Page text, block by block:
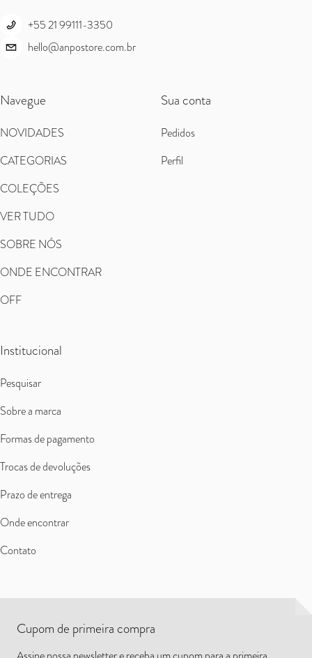
+55 21 99111-3350
hello@anpostore.com.br
Navegue
NOVIDADES
CATEGORIAS
COLEÇÕES
VER TUDO
SOBRE NÓS
ONDE ENCONTRAR
OFF
Sua conta
Pedidos
Perfil
Institucional
Pesquisar
Sobre a marca
Formas de pagamento
Trocas de devoluções
Prazo de entrega
Onde encontrar
Contato
Cupom de primeira compra